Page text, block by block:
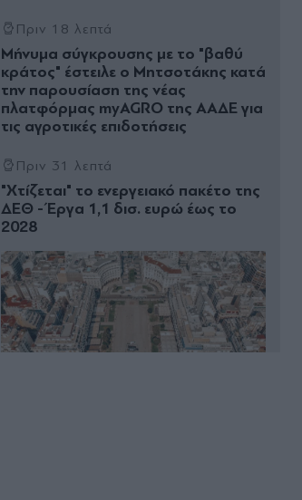
Πριν 18 λεπτά
Μήνυμα σύγκρουσης με το "βαθύ
κράτος" έστειλε ο Μητσοτάκης κατά
την παρουσίαση της νέας
πλατφόρμας myAGRO της ΑΑΔΕ για
τις αγροτικές επιδοτήσεις
Πριν 31 λεπτά
"Χτίζεται" το ενεργειακό πακέτο της
ΔΕΘ - Έργα 1,1 δισ. ευρώ έως το
2028